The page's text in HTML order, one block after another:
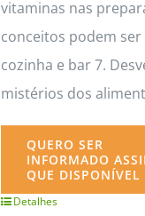
vitaminas nas
conceitos podem
cozinha e bar 7.
mistérios dos
QUERO SER
INFORMADO
QUE DISPONÍVEL
Detalhes